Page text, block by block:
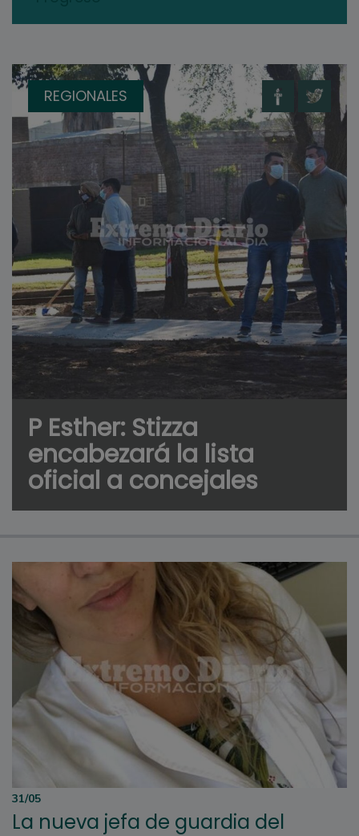
REGIONALES
P Esther: Stizza
encabezará la lista
oficial a concejales
31/05
La nueva jefa de guardia del